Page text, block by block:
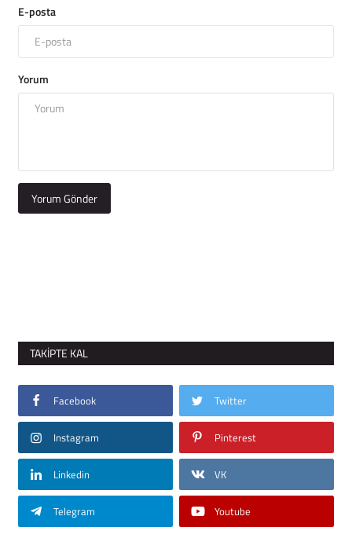
E-posta
Yorum
Yorum Gönder
TAKIPTE KAL
Facebook Twitter
Instagram Pinterest
Linkedin VK
Telegram Youtube